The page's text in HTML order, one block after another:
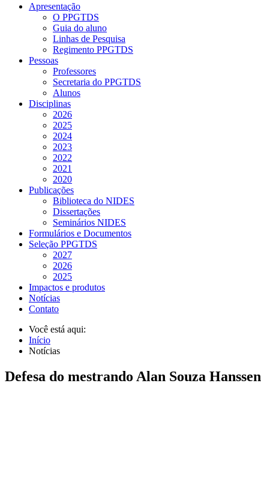
Apresentação
O PPGTDS
Guia do aluno
Linhas de Pesquisa
Regimento PPGTDS
Pessoas
Professores
Secretaria do PPGTDS
Alunos
Disciplinas
2026
2025
2024
2023
2022
2021
2020
Publicações
Biblioteca do NIDES
Dissertações
Seminários NIDES
Formulários e Documentos
Seleção PPGTDS
2027
2026
2025
Impactos e produtos
Notícias
Contato
Você está aqui:
Início
Notícias
Defesa do mestrando Alan Souza Hanssen